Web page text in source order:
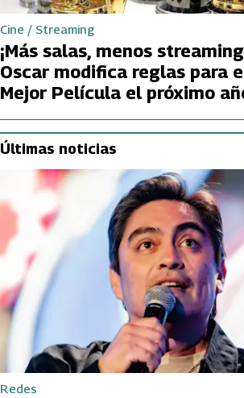
Cine / Streaming
¡Más salas, menos
Oscar modifica reglas para
Mejor Película el próximo
Últimas noticias
Redes